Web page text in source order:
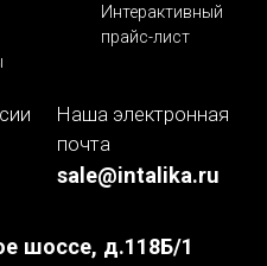
Интерактивный
прайс-лист
Наша электронная
почта
sale@intalika.ru
шоссе, д.118Б/1